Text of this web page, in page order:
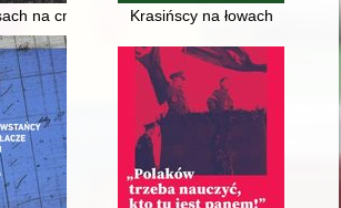
na cmentarzach GliwicKrasińscy na łowach